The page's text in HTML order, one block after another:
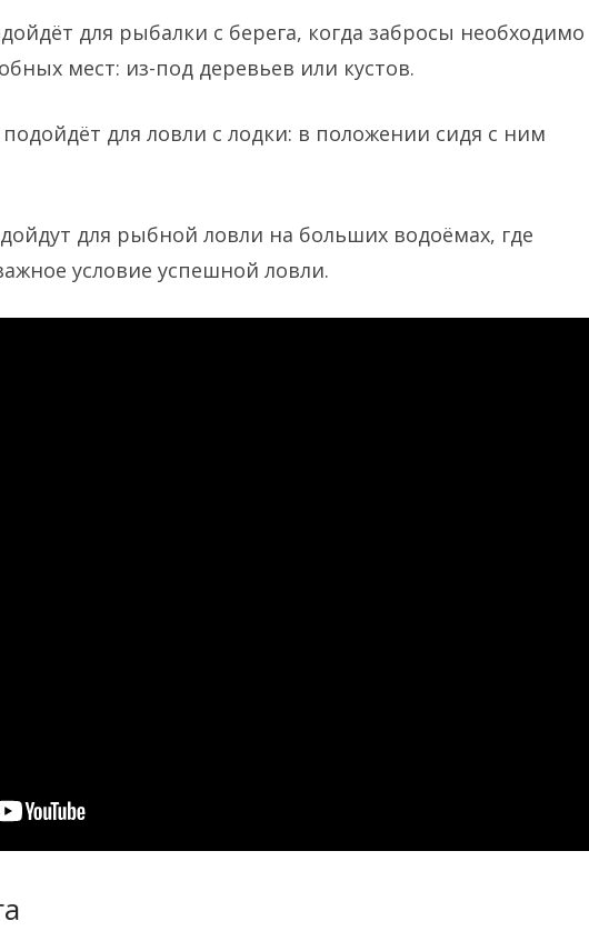
для рыбалки с берега, когда забросы необходимо
мест: из-под деревьев или кустов.
для ловли с лодки: в положении сидя с ним
для рыбной ловли на больших водоёмах, где
условие успешной ловли.